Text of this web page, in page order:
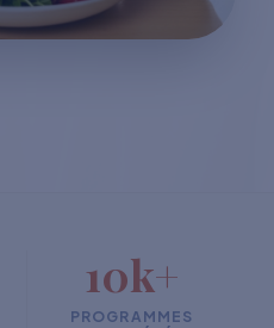
10k+
PROGRAMMES